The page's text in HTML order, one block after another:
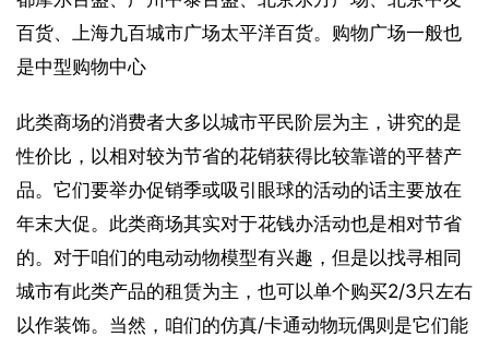
百货、上海九百城市广场太平洋百货。购物广场一般也
是中型购物中心
此类商场的消费者大多以城市平民阶层为主，讲究的是
性价比，以相对较为节省的花销获得比较靠谱的平替产
品。它们要举办促销季或吸引眼球的活动的话主要放在
年末大促。此类商场其实对于花钱办活动也是相对节省
的。对于咱们的电动动物模型有兴趣，但是以找寻相同
城市有此类产品的租赁为主，也可以单个购买2/3只左右
以作装饰。当然，咱们的仿真/卡通动物玩偶则是它们能